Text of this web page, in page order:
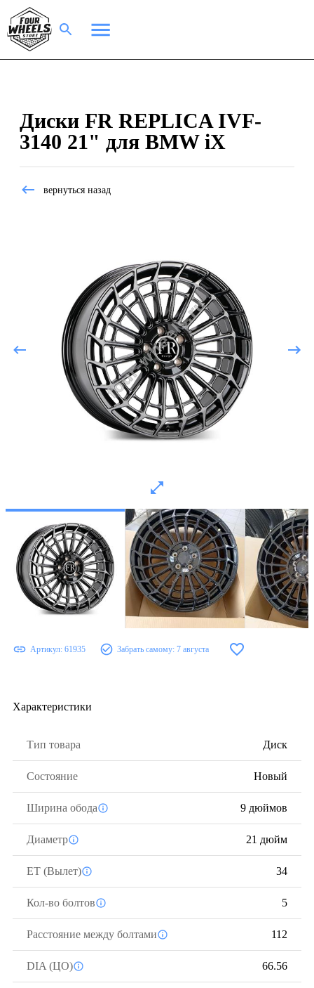
Диски FR REPLICA IVF-
3140 21" для BMW iX
вернуться назад
Артикул: 61935 Забрать самому: 7 августа
Характеристики
Тип товара Диск
Состояние Новый
Ширина обода 9 дюймов
Диаметр 21 дюйм
ЕТ (Вылет) 34
Кол-во болтов 5
Расстояние между болтами 112
DIA (ЦО) 66.56